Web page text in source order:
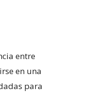
entre
en una
para